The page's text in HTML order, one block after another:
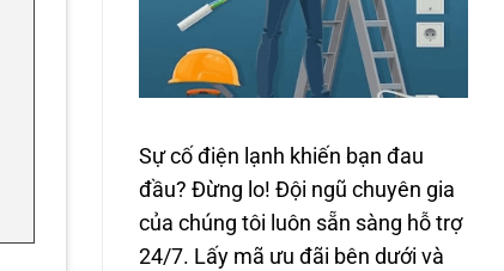
Sự cố điện lạnh khiến bạn đau
đầu? Đừng lo! Đội ngũ chuyên gia
của chúng tôi luôn sẵn sàng hỗ trợ
24/7. Lấy mã ưu đãi bên dưới và